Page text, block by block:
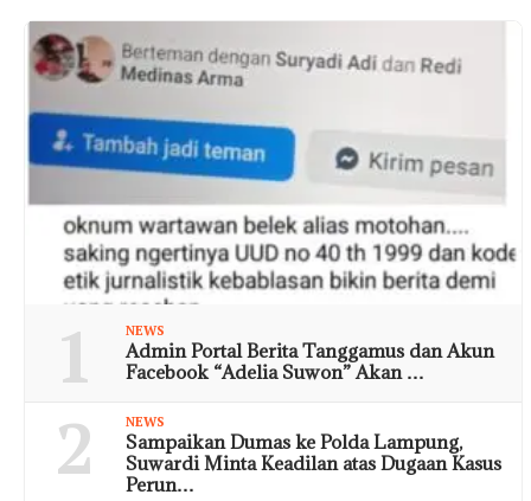
1 NEWS
Admin Portal Berita Tanggamus dan Akun
Facebook “Adelia Suwon” Akan …
2 NEWS
Sampaikan Dumas ke Polda Lampung,
Suwardi Minta Keadilan atas Dugaan Kasus
Perun…